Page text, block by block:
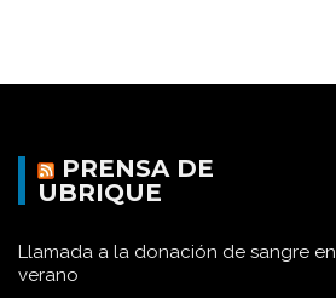
PRENSA DE
UBRIQUE
Llamada a la donación de sangre en
verano